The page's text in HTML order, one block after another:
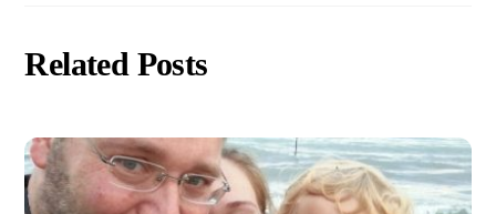
Related Posts